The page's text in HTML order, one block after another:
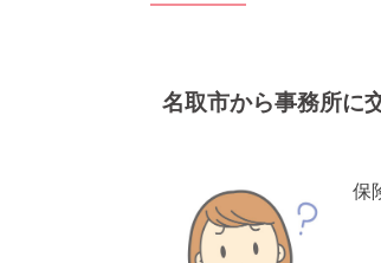
名取市から事務所に
保